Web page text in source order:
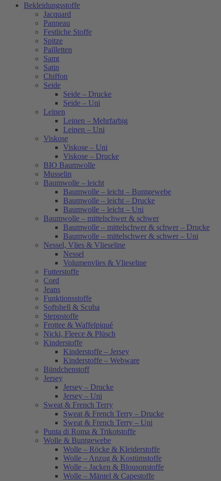
Bekleidungsstoffe
Jacquard
Panneau
Festliche Stoffe
Spitze
Pailletten
Samt
Satin
Chiffon
Seide
Seide – Drucke
Seide – Uni
Leinen
Leinen – Mehrfarbig
Leinen – Uni
Viskose
Viskose – Uni
Viskose – Drucke
BIO Baumwolle
Musselin
Baumwolle – leicht
Baumwolle – leicht – Buntgewebe
Baumwolle – leicht – Drucke
Baumwolle – leicht – Uni
Baumwolle – mittelschwer & schwer
Baumwolle – mittelschwer & schwer – Drucke
Baumwolle – mittelschwer & schwer – Uni
Nessel, Vlies & Vlieseline
Nessel
Volumenvlies & Vlieseline
Futterstoffe
Cord
Jeans
Funktionsstoffe
Softshell & Scuba
Steppstoffe
Frottee & Waffelpiqué
Nicki, Fleece & Plüsch
Kinderstoffe
Kinderstoffe – Jersey
Kinderstoffe – Webware
Bündchenstoff
Jersey
Jersey – Drucke
Jersey – Uni
Sweat & French Terry
Sweat & French Terry – Drucke
Sweat & French Terry – Uni
Punta di Roma & Trikotstoffe
Wolle & Buntgewebe
Wolle – Röcke & Kleiderstoffe
Wolle – Anzug & Kostümstoffe
Wolle – Jacken & Blousonstoffe
Wolle – Mäntel & Capestoffe